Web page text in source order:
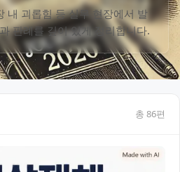
내 괴롭힘 등 실무 현장에서 발
판례를 깊이 있게 정리합니다.
총 86편